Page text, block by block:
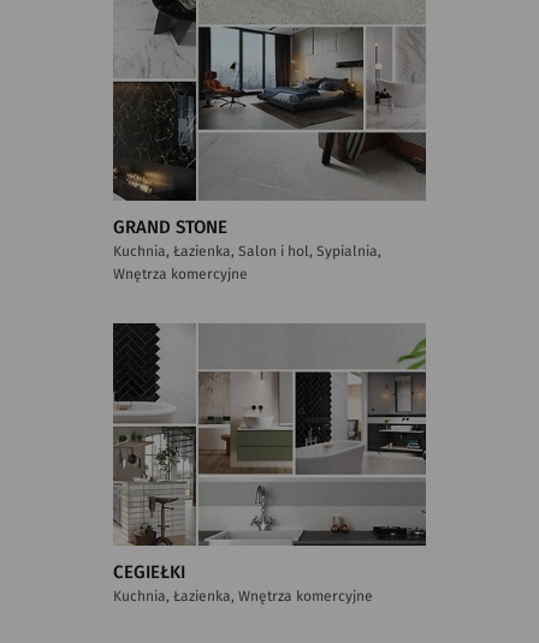
GRAND STONE
Kuchnia, Łazienka, Salon i hol, Sypialnia,
Wnętrza komercyjne
CEGIEŁKI
Kuchnia, Łazienka, Wnętrza komercyjne